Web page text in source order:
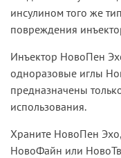
инсулином того же
повреждения
Инъектор НовоПен
одноразовые иглы
предназначены
использования.
Храните НовоПен
НовоФайн или